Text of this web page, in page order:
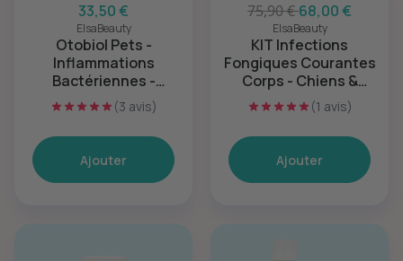
33,50 €
ElsaBeauty
Otobiol Pets -
Inflammations
Bactériennes -
Oreilles(3 avis)
Ajouter
75,90 €68,00 €
ElsaBeauty
KIT Infections
Fongiques Courantes
Corps - Chiens &
Chats(1 avis)
Ajouter